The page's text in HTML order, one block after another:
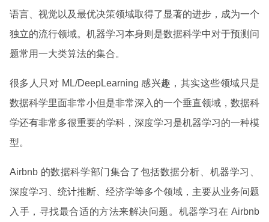
语言、视觉以及最优决策领域取得了显著的进步，成为一个
独立的流行领域。机器学习本身则是数据科学中对于预测问
题常用一大类算法的集合。
很多人只对 ML/DeepLearning 感兴趣，其实这些领域只是
数据科学里面非常小但是非常深入的一个垂直领域，数据科
学还有非常多很重要的学科，深度学习是机器学习的一种模
型。
Airbnb 的数据科学部门集合了包括数据分析、机器学习、
深度学习、统计推断、经济学等多个领域，主要从业务问题
入手，寻找最合适的方法来解决问题。机器学习在 Airbnb